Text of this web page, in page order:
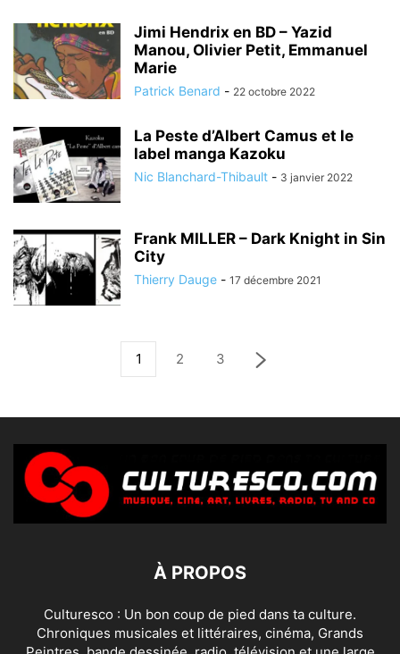
Jimi Hendrix en BD – Yazid
Manou, Olivier Petit, Emmanuel
Marie
Patrick Benard - 22 octobre 2022
La Peste d’Albert Camus et le
label manga Kazoku
Nic Blanchard-Thibault - 3 janvier 2022
Frank MILLER – Dark Knight in Sin
City
Thierry Dauge - 17 décembre 2021
1 2 3
À PROPOS
Culturesco : Un bon coup de pied dans ta culture.
Chroniques musicales et littéraires, cinéma, Grands